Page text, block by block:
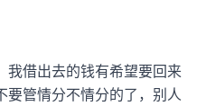
我借出去的钱有希望要回来
要管情分不情分的了，别人